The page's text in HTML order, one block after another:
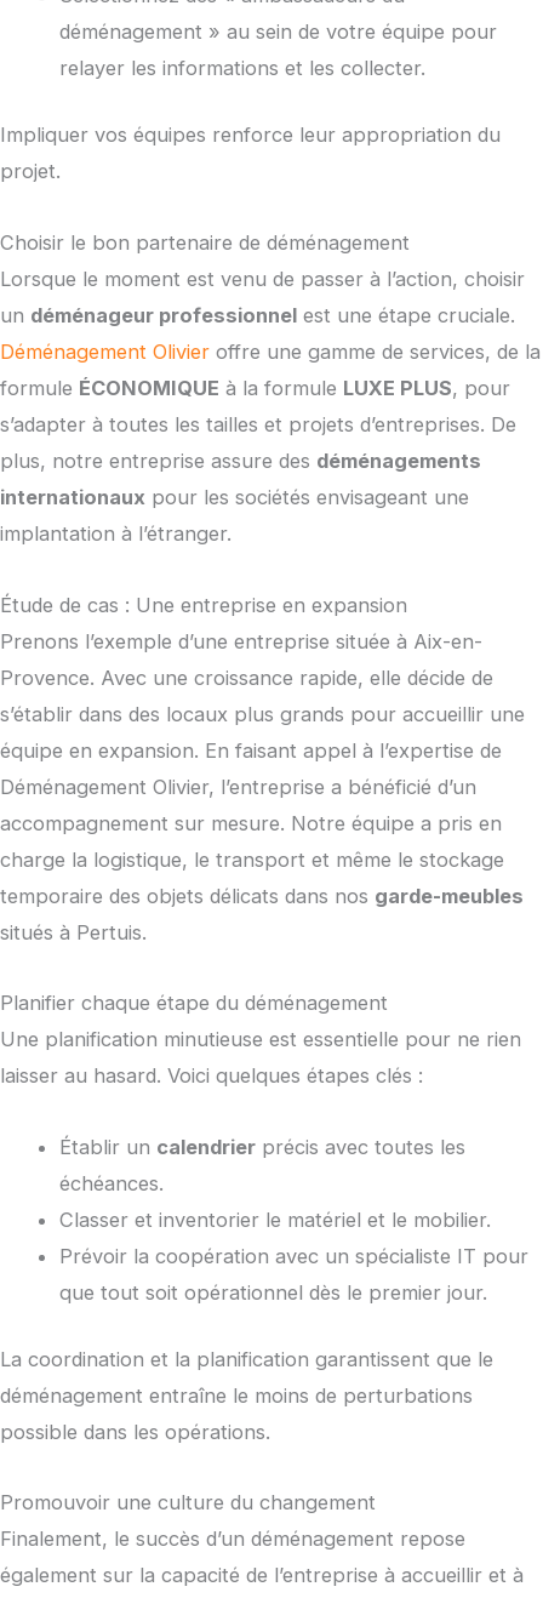
déménagement » au sein de votre équipe pour
relayer les informations et les collecter.
Impliquer vos équipes renforce leur appropriation du
projet.
Choisir le bon partenaire de déménagement
Lorsque le moment est venu de passer à l’action, choisir
un déménageur professionnel est une étape cruciale.
Déménagement Olivier offre une gamme de services, de la
formule ÉCONOMIQUE à la formule LUXE PLUS, pour
s’adapter à toutes les tailles et projets d’entreprises. De
plus, notre entreprise assure des déménagements
internationaux pour les sociétés envisageant une
implantation à l’étranger.
Étude de cas : Une entreprise en expansion
Prenons l’exemple d’une entreprise située à Aix-en-
Provence. Avec une croissance rapide, elle décide de
s’établir dans des locaux plus grands pour accueillir une
équipe en expansion. En faisant appel à l’expertise de
Déménagement Olivier, l’entreprise a bénéficié d’un
accompagnement sur mesure. Notre équipe a pris en
charge la logistique, le transport et même le stockage
temporaire des objets délicats dans nos garde-meubles
situés à Pertuis.
Planifier chaque étape du déménagement
Une planification minutieuse est essentielle pour ne rien
laisser au hasard. Voici quelques étapes clés :
Établir un calendrier précis avec toutes les
échéances.
Classer et inventorier le matériel et le mobilier.
Prévoir la coopération avec un spécialiste IT pour
que tout soit opérationnel dès le premier jour.
La coordination et la planification garantissent que le
déménagement entraîne le moins de perturbations
possible dans les opérations.
Promouvoir une culture du changement
Finalement, le succès d’un déménagement repose
également sur la capacité de l’entreprise à accueillir et à